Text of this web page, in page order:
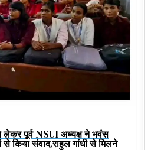
लेकर पूर्व NSUI अध्यक्ष ने भवंस
से किया संवाद,राहुल गांधी से मिलने